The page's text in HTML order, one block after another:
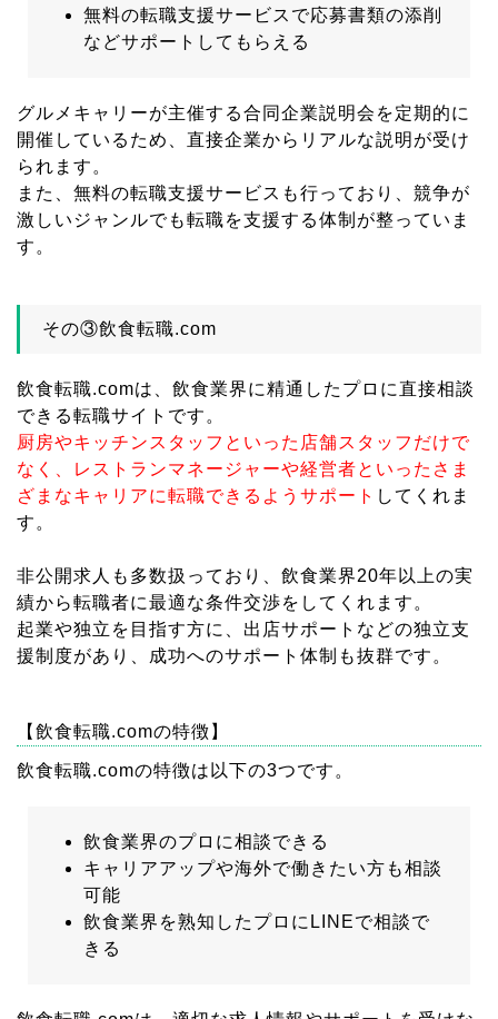
無料の転職支援サービスで応募書類の添削
などサポートしてもらえる
グルメキャリーが主催する合同企業説明会を定期的に
開催しているため、直接企業からリアルな説明が受け
られます。
また、無料の転職支援サービスも行っており、競争が
激しいジャンルでも転職を支援する体制が整っていま
す。
その③飲食転職.com
飲食転職.comは、飲食業界に精通したプロに直接相談
できる転職サイトです。
厨房やキッチンスタッフといった店舗スタッフだけで
なく、レストランマネージャーや経営者といったさま
ざまなキャリアに転職できるようサポート してくれま
す。
非公開求人も多数扱っており、飲食業界20年以上の実
績から転職者に最適な条件交渉をしてくれます。
起業や独立を目指す方に、出店サポートなどの独立支
援制度があり、成功へのサポート体制も抜群です。
【飲食転職.comの特徴】
飲食転職.comの特徴は以下の3つです。
飲食業界のプロに相談できる
キャリアアップや海外で働きたい方も相談
可能
飲食業界を熟知したプロにLINEで相談で
きる